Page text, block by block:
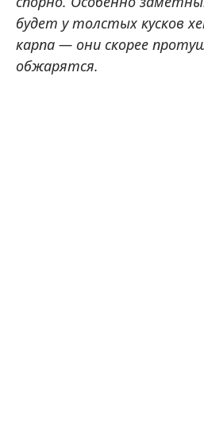
будет у толстых кусков
карпа — они скорее
обжарятся.